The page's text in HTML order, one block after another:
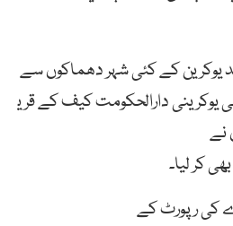
یوکرین کے کئی شہر دھماکوں سے
یوکرینی دارالحکومت کیف کے قری
نے
کر لیا۔
کی رپورٹ کے